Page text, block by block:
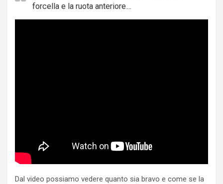
forcella e la ruota anteriore…
Dal video possiamo vedere quanto sia bravo e come se la